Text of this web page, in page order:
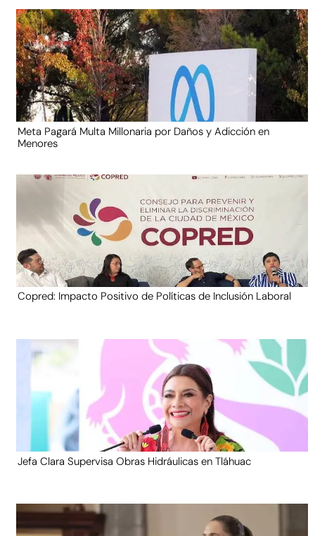
Meta Pagará Multa Millonaria por Daños y Adicción en
Menores
Copred: Impacto Positivo de Políticas de Inclusión Laboral
Jefa Clara Supervisa Obras Hidráulicas en Tláhuac